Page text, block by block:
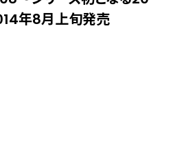
年8月上旬発売